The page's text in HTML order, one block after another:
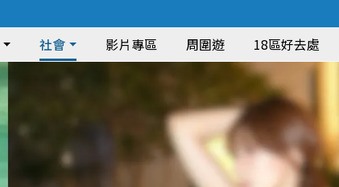
社會 影片專區 周圍遊 18區好去處